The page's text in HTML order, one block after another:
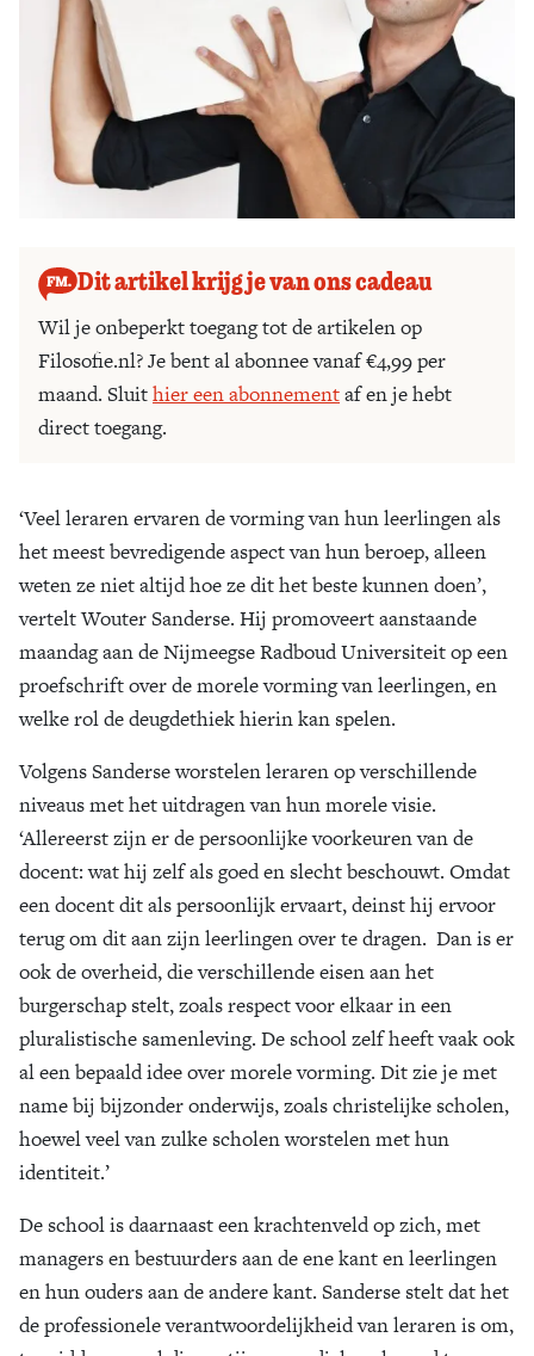
Dit artikel krijg je van ons cadeau
Wil je onbeperkt toegang tot de artikelen op
Filosofie.nl? Je bent al abonnee vanaf €4,99 per
maand. Sluithier een abonnementaf en je hebt
direct toegang.
‘Veel leraren ervaren de vorming van hun leerlingen als
het meest bevredigende aspect van hun beroep, alleen
weten ze niet altijd hoe ze dit het beste kunnen doen’,
vertelt Wouter Sanderse. Hij promoveert aanstaande
maandag aan de Nijmeegse Radboud Universiteit op een
proefschrift over de morele vorming van leerlingen, en
welke rol de deugdethiek hierin kan spelen.
Volgens Sanderse worstelen leraren op verschillende
niveaus met het uitdragen van hun morele visie.
‘Allereerst zijn er de persoonlijke voorkeuren van de
docent: wat hij zelf als goed en slecht beschouwt. Omdat
een docent dit als persoonlijk ervaart, deinst hij ervoor
terug om dit aan zijn leerlingen over te dragen. Dan is er
ook de overheid, die verschillende eisen aan het
burgerschap stelt, zoals respect voor elkaar in een
pluralistische samenleving. De school zelf heeft vaak ook
al een bepaald idee over morele vorming. Dit zie je met
name bij bijzonder onderwijs, zoals christelijke scholen,
hoewel veel van zulke scholen worstelen met hun
identiteit.’
De school is daarnaast een krachtenveld op zich, met
managers en bestuurders aan de ene kant en leerlingen
en hun ouders aan de andere kant. Sanderse stelt dat het
de professionele verantwoordelijkheid van leraren is om,